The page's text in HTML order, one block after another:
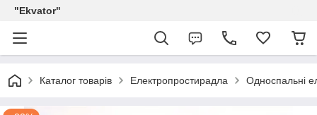
"Ekvator"
Каталог товарів Електропростирадла Односпальні